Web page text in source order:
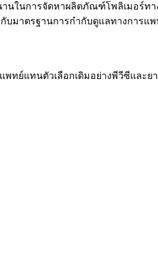
านในการจัดหาผลิตภัณฑ์โพลิเมอร์ทา
มาตรฐานการกำกับดูแลทางการแพ
ทย์แทนตัวเลือกเดิมอย่างพีวีซีและย